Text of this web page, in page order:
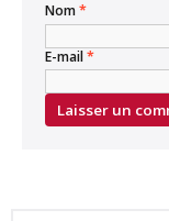
Nom*
E-mail*